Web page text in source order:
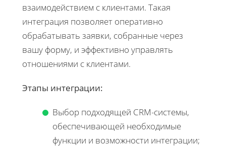
взаимодействием с клиентами. Такая
интеграция позволяет оперативно
обрабатывать заявки, собранные через
вашу форму, и эффективно управлять
отношениями с клиентами.
Этапы интеграции:
Выбор подходящей CRM-системы,
обеспечивающей необходимые
функции и возможности интеграции;